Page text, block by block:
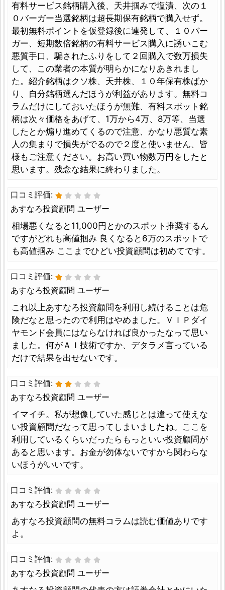
有料サービス銘柄購入後、天井掴みで塩漬、次の１
０バーガー当選銘柄は超長期保有銘柄で購入せず。
最初無料ポイントを仮登録後に連発して、１０バー
ガー、短期数倍銘柄の有料サービス購入に誘いこむ
悪質手口、騙されたふりをして２回購入で数万損失
して、この業者の本質が明らかになりあきれまし
た。紹介銘柄はクソ株、天井株、１０年保有株ばか
り、自分銘柄選んだほうが利益があります。無料コ
ラムだけにしておいたほうが無難、有料スポット銘
柄は次々価格をあげて、1万から4万、8万等、当選
したとか煽り進めてくるので注意、かなり悪質な素
人の集まりで損失がでるので２度と使いません、皆
様もご注意ください。お高い買い物数万円をしたと
思います。残念な結果に終わりました。
口コミ評価:
あすなろ投資顧問 ユーザー
相場悪くなると11,000円とかのスポット推奨するん
ですがどれも高値掴み 良くなると6万のスポットで
も高値掴み ここまでひどい投資顧問は初めてです。
口コミ評価:
あすなろ投資顧問 ユーザー
これ以上あすなろ投資顧問を利用し続けることは危
険だなと思ったので利用はやめました。ＶＩＰダイ
ヤモンド会員にはならなければ良かったなって思い
ました。何がＡＩ技術ですか、デタラメ言っている
だけで結果を出せないです。
口コミ評価:
あすなろ投資顧問 ユーザー
イマイチ。私が想像していた感じとは違って使えな
い投資顧問だなって思ってしまいましたね。ここを
利用しているくらいだったらもっといい投資顧問が
あると思います。お金が勿体ないですから関わらな
いほうがいいです。
口コミ評価:
あすなろ投資顧問 ユーザー
あすなろ投資顧問の無料コラムは読む価値ありです
よ。
口コミ評価:
あすなろ投資顧問 ユーザー